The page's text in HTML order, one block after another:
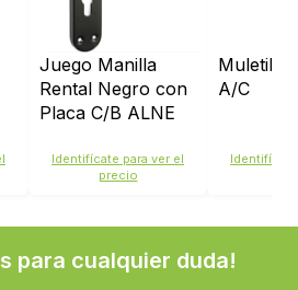
Juego Manilla
Rental Negro con
Placa C/B ALNE
Identifícate para ver el
precio
Muletilla
A/C
para cualquier duda!